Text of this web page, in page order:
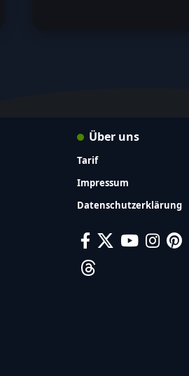
Über uns
Tarif
Impressum
Datenschutzerklärung